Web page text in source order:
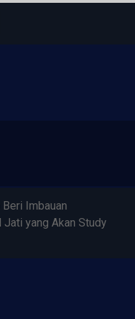
Imbauan
yang Akan Study